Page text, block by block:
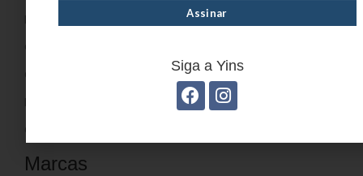
DÚVIDAS FREQUENTES
Marcas
Siga a Yins